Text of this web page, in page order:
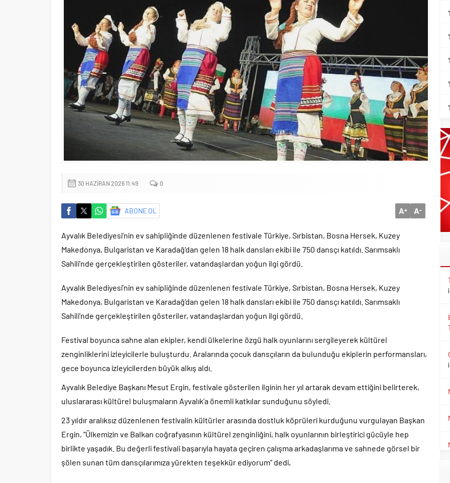
30 HAZIRAN 2026 11:49 0
ABONE OL A+ A-
Ayvalık Belediyesi’nin ev sahipliğinde düzenlenen festivale Türkiye, Sırbistan, Bosna Hersek, Kuzey
Makedonya, Bulgaristan ve Karadağ’dan gelen 18 halk dansları ekibi ile 750 dansçı katıldı. Sarımsaklı
Sahili’nde gerçekleştirilen gösteriler, vatandaşlardan yoğun ilgi gördü.
Ayvalık Belediyesi’nin ev sahipliğinde düzenlenen festivale Türkiye, Sırbistan, Bosna Hersek, Kuzey
Makedonya, Bulgaristan ve Karadağ’dan gelen 18 halk dansları ekibi ile 750 dansçı katıldı. Sarımsaklı
Sahili’nde gerçekleştirilen gösteriler, vatandaşlardan yoğun ilgi gördü.
Festival boyunca sahne alan ekipler, kendi ülkelerine özgü halk oyunlarını sergileyerek kültürel
zenginliklerini izleyicilerle buluşturdu. Aralarında çocuk dansçıların da bulunduğu ekiplerin performansları,
gece boyunca izleyicilerden büyük alkış aldı.
Ayvalık Belediye Başkanı Mesut Ergin, festivale gösterilen ilginin her yıl artarak devam ettiğini belirterek,
uluslararası kültürel buluşmaların Ayvalık’a önemli katkılar sunduğunu söyledi.
23 yıldır aralıksız düzenlenen festivalin kültürler arasında dostluk köprüleri kurduğunu vurgulayan Başkan
Ergin, “Ülkemizin ve Balkan coğrafyasının kültürel zenginliğini, halk oyunlarının birleştirici gücüyle hep
birlikte yaşadık. Bu değerli festivali başarıyla hayata geçiren çalışma arkadaşlarıma ve sahnede görsel bir
şölen sunan tüm dansçılarımıza yürekten teşekkür ediyorum” dedi.